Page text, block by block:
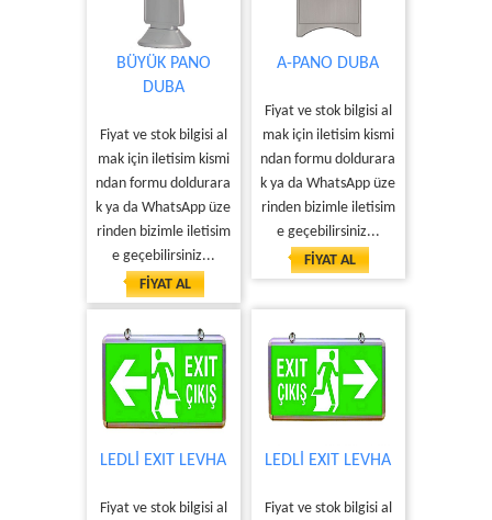
BÜYÜK PANO
DUBA
Fiyat ve stok bilgisi al
mak için iletisim kismi
ndan formu doldurara
k ya da WhatsApp üze
rinden bizimle iletisim
e geçebilirsiniz...
FİYAT AL
A-PANO DUBA
Fiyat ve stok bilgisi al
mak için iletisim kismi
ndan formu doldurara
k ya da WhatsApp üze
rinden bizimle iletisim
e geçebilirsiniz...
FİYAT AL
LEDLİ EXIT LEVHA
Fiyat ve stok bilgisi al
LEDLİ EXIT LEVHA
Fiyat ve stok bilgisi al